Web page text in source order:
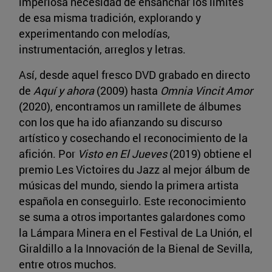
de esa misma tradición, explorando y
experimentando con melodías,
instrumentación, arreglos y letras.
Así, desde aquel fresco DVD grabado en directo
de Aquí y ahora(2009) hasta Omnia Vincit Amor
(2020), encontramos un ramillete de álbumes
con los que ha ido afianzando su discurso
artístico y cosechando el reconocimiento de la
afición. Por Visto en El Jueves(2019) obtiene el
premio Les Victoires du Jazz al mejor álbum de
músicas del mundo, siendo la primera artista
española en conseguirlo. Este reconocimiento
se suma a otros importantes galardones como
la Lámpara Minera en el Festival de La Unión, el
Giraldillo a la Innovación de la Bienal de Sevilla,
entre otros muchos.